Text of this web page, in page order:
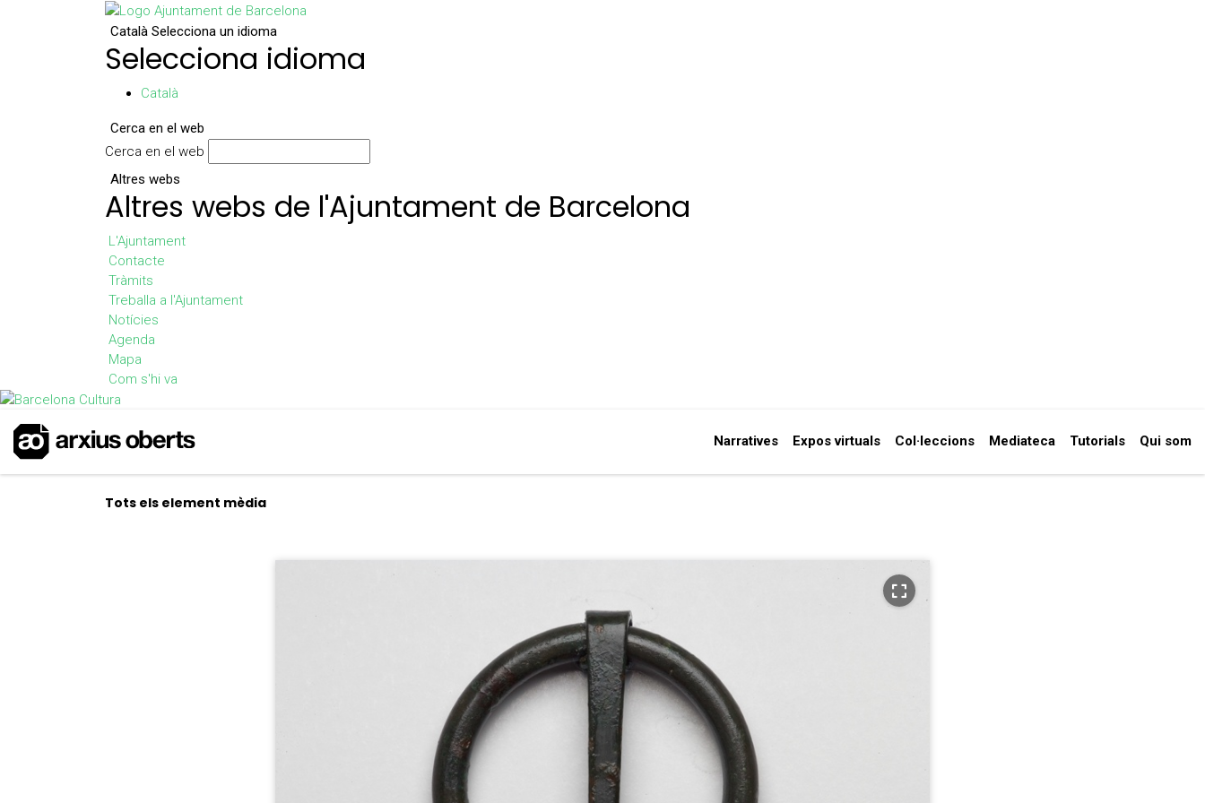
Català Selecciona un idioma
Selecciona idioma
Català
Cerca en el web
Cerca en el web
Altres webs
Altres webs de l'Ajuntament de Barcelona
L'Ajuntament
Contacte
Tràmits
Treballa a l'Ajuntament
Notícies
Agenda
Mapa
Com s'hi va
Narratives Expos virtuals Col·leccions Mediateca Tutorials Qui som
Tots els element mèdia